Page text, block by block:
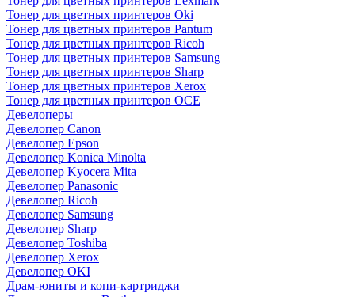
Тонер для цветных принтеров Oki
Тонер для цветных принтеров Pantum
Тонер для цветных принтеров Ricoh
Тонер для цветных принтеров Samsung
Тонер для цветных принтеров Sharp
Тонер для цветных принтеров Xerox
Тонер для цветных принтеров OCE
Девелоперы
Девелопер Canon
Девелопер Epson
Девелопер Konica Minolta
Девелопер Kyocera Mita
Девелопер Panasonic
Девелопер Ricoh
Девелопер Samsung
Девелопер Sharp
Девелопер Toshiba
Девелопер Xerox
Девелопер OKI
Драм-юниты и копи-картриджи